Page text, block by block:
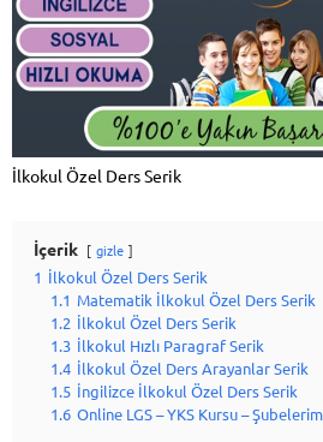
İlkokul Özel Ders Serik
İçerik gizle
1 İlkokul Özel Ders Serik
1.1 Matematik İlkokul Özel Ders Serik
1.2 İlkokul Özel Ders Serik
1.3 İlkokul Hızlı Paragraf Serik
1.4 İlkokul Özel Ders Arayanlar Serik
1.5 İngilizce İlkokul Özel Ders Serik
1.6 Online LGS – YKS Kursu –